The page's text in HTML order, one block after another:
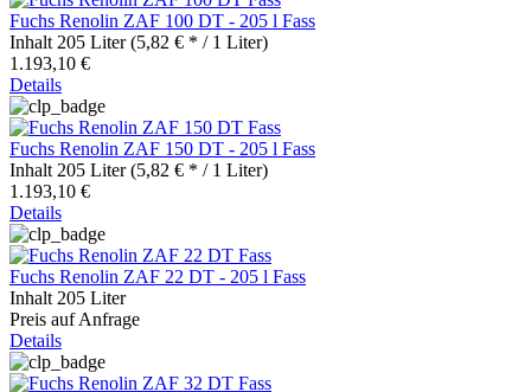
Fuchs Renolin ZAF 100 DT - 205 l Fass
Inhalt 205 Liter(5,82 € * / 1 Liter)
1.193,10 €
Details
Fuchs Renolin ZAF 150 DT - 205 l Fass
Inhalt 205 Liter(5,82 € * / 1 Liter)
1.193,10 €
Details
Fuchs Renolin ZAF 22 DT - 205 l Fass
Inhalt 205 Liter
Preis auf Anfrage
Details